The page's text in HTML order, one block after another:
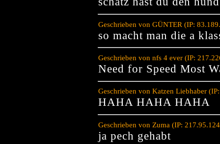
Geschrieben von GÜNTER (IP:
so macht man die a
Geschrieben von nfs 4 ever (IP:
Need for Speed Most
Geschrieben von Katzen Liebhaber
HAHA HAHA HAHA
Geschrieben von Zuma (IP:
ja pech gehabt